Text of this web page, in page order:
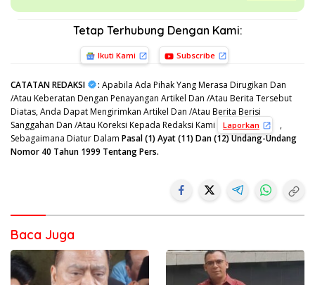
Tetap Terhubung Dengan Kami:
Ikuti Kami Subscribe
CATATAN REDAKSI : Apabila Ada Pihak Yang Merasa Dirugikan Dan
/Atau Keberatan Dengan Penayangan Artikel Dan /Atau Berita Tersebut
Diatas, Anda Dapat Mengirimkan Artikel Dan /Atau Berita Berisi
Sanggahan Dan /Atau Koreksi Kepada Redaksi Kami
Laporkan
,
Sebagaimana Diatur Dalam Pasal (1) Ayat (11) Dan (12) Undang-Undang
Nomor 40 Tahun 1999 Tentang Pers.
Baca Juga